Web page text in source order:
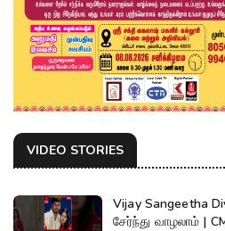
VIDEO STORIES
Vijay Sangeetha
சேர்ந்து வாழலாம் |